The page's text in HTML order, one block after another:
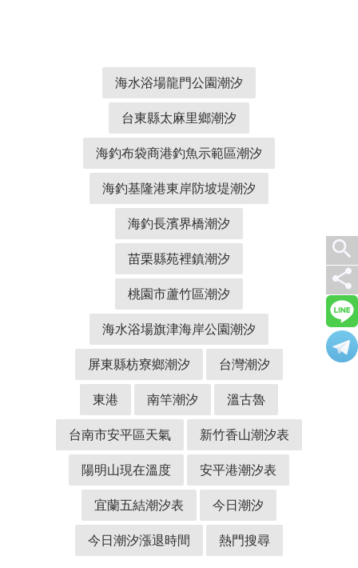
海水浴場龍門公園潮汐
台東縣太麻里鄉潮汐
海釣布袋商港釣魚示範區潮汐
海釣基隆港東岸防坡堤潮汐
海釣長濱界橋潮汐
苗栗縣苑裡鎮潮汐
桃園市蘆竹區潮汐
海水浴場旗津海岸公園潮汐
屏東縣枋寮鄉潮汐 台灣潮汐
東港 南竿潮汐 溫古魯
台南市安平區天氣 新竹香山潮汐表
陽明山現在溫度 安平港潮汐表
宜蘭五結潮汐表 今日潮汐
今日潮汐漲退時間 熱門搜尋
search
share